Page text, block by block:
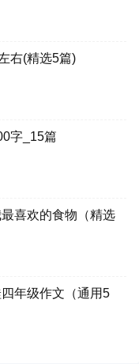
右(精选5篇)
字_15篇
喜欢的食物（精选
年级作文（通用5